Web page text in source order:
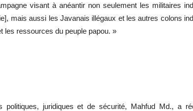
visant à anéantir non seulement les militaires
mais aussi les Javanais illégaux et les autres colons
les ressources du peuple papou. »
politiques, juridiques et de sécurité, Mahfud Md., a